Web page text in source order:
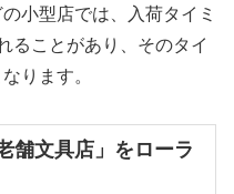
小型店では、入荷タイミ
ることがあり、そのタイ
ります。
舗文具店」をローラ